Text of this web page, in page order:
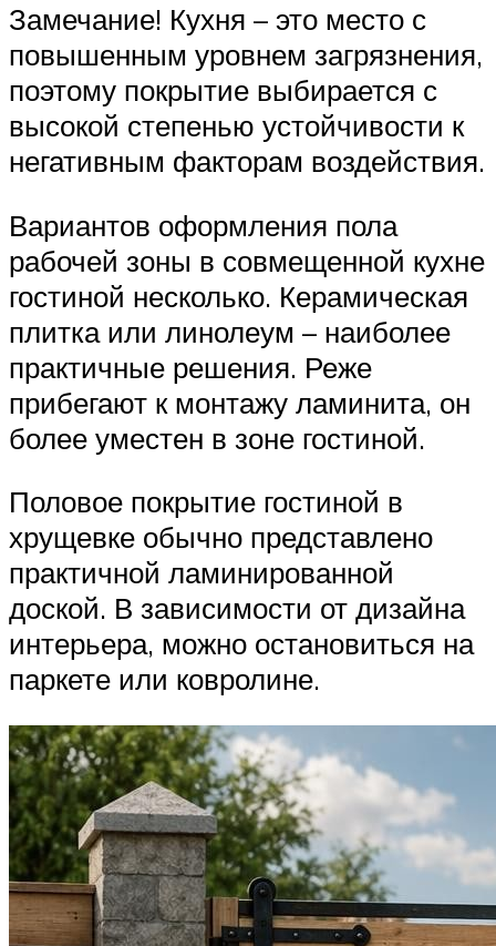
Замечание! Кухня – это место с
повышенным уровнем загрязнения,
поэтому покрытие выбирается с
высокой степенью устойчивости к
негативным факторам воздействия.
Вариантов оформления пола
рабочей зоны в совмещенной кухне
гостиной несколько. Керамическая
плитка или линолеум – наиболее
практичные решения. Реже
прибегают к монтажу ламинита, он
более уместен в зоне гостиной.
Половое покрытие гостиной в
хрущевке обычно представлено
практичной ламинированной
доской. В зависимости от дизайна
интерьера, можно остановиться на
паркете или ковролине.